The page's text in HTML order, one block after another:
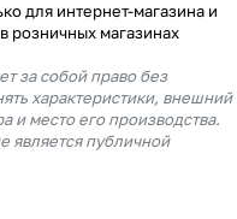
для интернет-магазина и
розничных магазинах
за собой право без
характеристики, внешний
и место его производства.
является публичной